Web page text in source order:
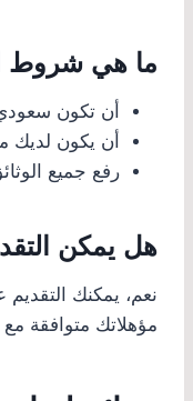
ما هي شروط
أن تكون
أن يكون لديك
رفع جميع
هل يمكن
نعم، يمكنك
مؤهلاتك متوافقة